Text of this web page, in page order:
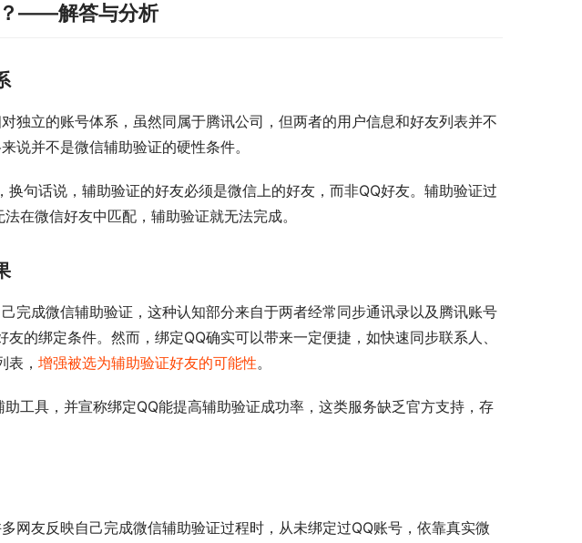
？——解答与分析
独立的账号体系，虽然同属于腾讯公司，但两者的用户信息和好友列表并不
说并不是微信辅助验证的硬性条件。
，换句话说，辅助验证的好友必须是微信上的好友，而非QQ好友。辅助验证过
在微信好友中匹配，辅助验证就无法完成。
完成微信辅助验证，这种认知部分来自于两者经常同步通讯录以及腾讯账号
的绑定条件。然而，绑定QQ确实可以带来一定便捷，如快速同步联系人、
， 增强被选为辅助验证好友的可能性。
工具，并宣称绑定QQ能提高辅助验证成功率，这类服务缺乏官方支持，存
网友反映自己完成微信辅助验证过程时，从未绑定过QQ账号，依靠真实微